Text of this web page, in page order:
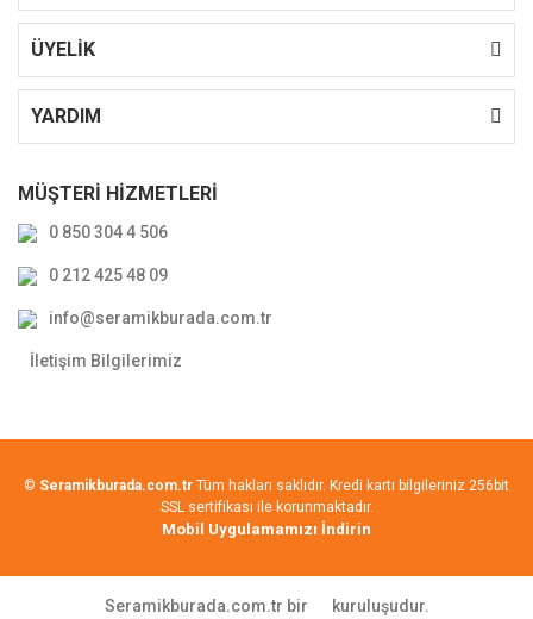
ÜYELİK
YARDIM
MÜŞTERİ HİZMETLERİ
0 850 304 4 506
0 212 425 48 09
info@seramikburada.com.tr
İletişim Bilgilerimiz
© Seramikburada.com.tr Tüm hakları saklıdır. Kredi kartı bilgileriniz 256bit
SSL sertifikası ile korunmaktadır.
Mobil Uygulamamızı İndirin
Seramikburada.com.tr bir kuruluşudur.